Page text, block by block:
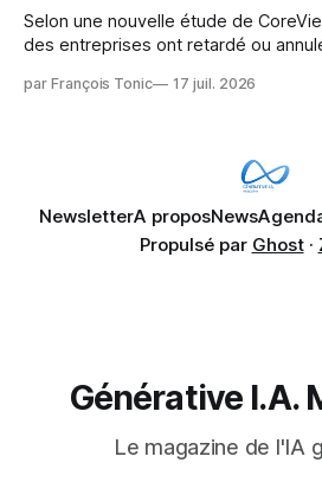
Selon une nouvelle étude de
des entreprises ont retardé ou
données confidentielles de
par François Tonic 17 juil. 2026
NewsletterA proposNews
Propulsé par Ghost·
Générative I.A.
Le magazine de l'IA